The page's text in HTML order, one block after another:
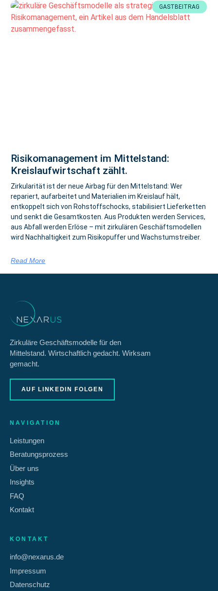
GASTBEITRAG
Risikomanagement im Mittelstand:
Kreislaufwirtschaft zählt.
Zirkularität ist der neue Airbag für den Mittelstand: Wer
repariert, aufarbeitet und Materialien im Kreislauf hält,
entkoppelt sich von Rohstoffschocks, stabilisiert Lieferketten
und senkt die Gesamtkosten. Aus Produkten werden Services,
aus Abfall werden Erlöse – mit zirkulären Geschäftsmodellen
wird Nachhaltigkeit zum Risikopuffer und Wachstumstreiber.
Read More
Zirkuläre Geschäftsmodelle für den
Mittelstand. Wirtschaftlich gedacht. Wirksam
gemacht.
AUF LINKEDIN FOLGEN
NAVIGATION
Leistungen
Beratungsprozess
Über uns
Insights
FAQ
Kontakt
KONTAKT
info@nexarus.de
Impressum
Datenschutz